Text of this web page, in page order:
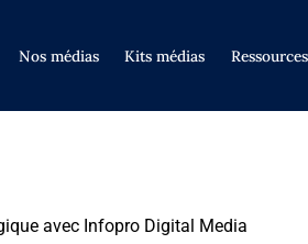
Nos médias Kits médias Ressources
avec Infopro Digital Media